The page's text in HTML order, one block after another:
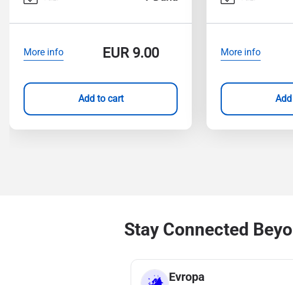
More info EUR9.00
Add to cart
More info
Stay Connected
Evropa